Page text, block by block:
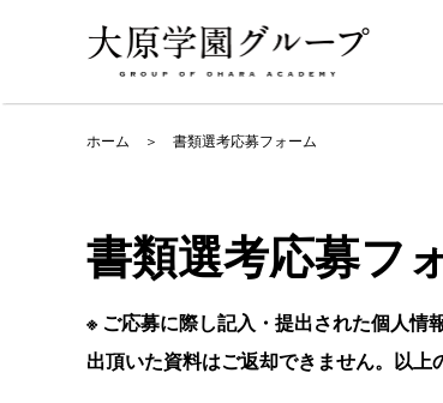
ホーム ＞ 書類選考応募フォーム
書類選考応募フ
※ ご応募に際し記⼊・提出された個⼈情
出頂いた資料はご返却できません。以上